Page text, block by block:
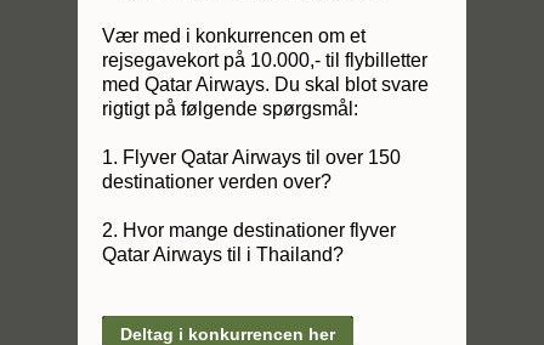
Vær med i konkurrencen om et
rejsegavekort på 10.000,- til flybilletter
med Qatar Airways. Du skal blot svare
rigtigt på følgende spørgsmål:
1. Flyver Qatar Airways til over 150
destinationer verden over?
2. Hvor mange destinationer flyver
Qatar Airways til i Thailand?
Deltag i konkurrencen her